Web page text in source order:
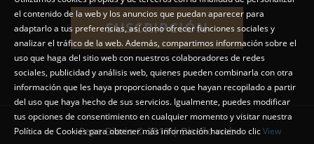
SUSCRIPCIÓN
Pepe Diario © 2018 | Diseño web
el contenido de la web y los anuncios que puedan aparecer para
adaptarlo a tus preferencias, así como ofrecer funciones sociales y
analizar el tráfico de la web. Además, compartimos información sobre el
uso que haga del sitio web con nuestros colaboradores de redes
sociales, publicidad y análisis web, quienes pueden combinarla con otra
información que les haya proporcionado o que hayan recopilado a partir
del uso que haya hecho de sus servicios. Igualmente, puedes modificar
tus opciones de consentimiento en cualquier momento y visitar nuestra
Política de Cookies para obtener más información haciendo clicView